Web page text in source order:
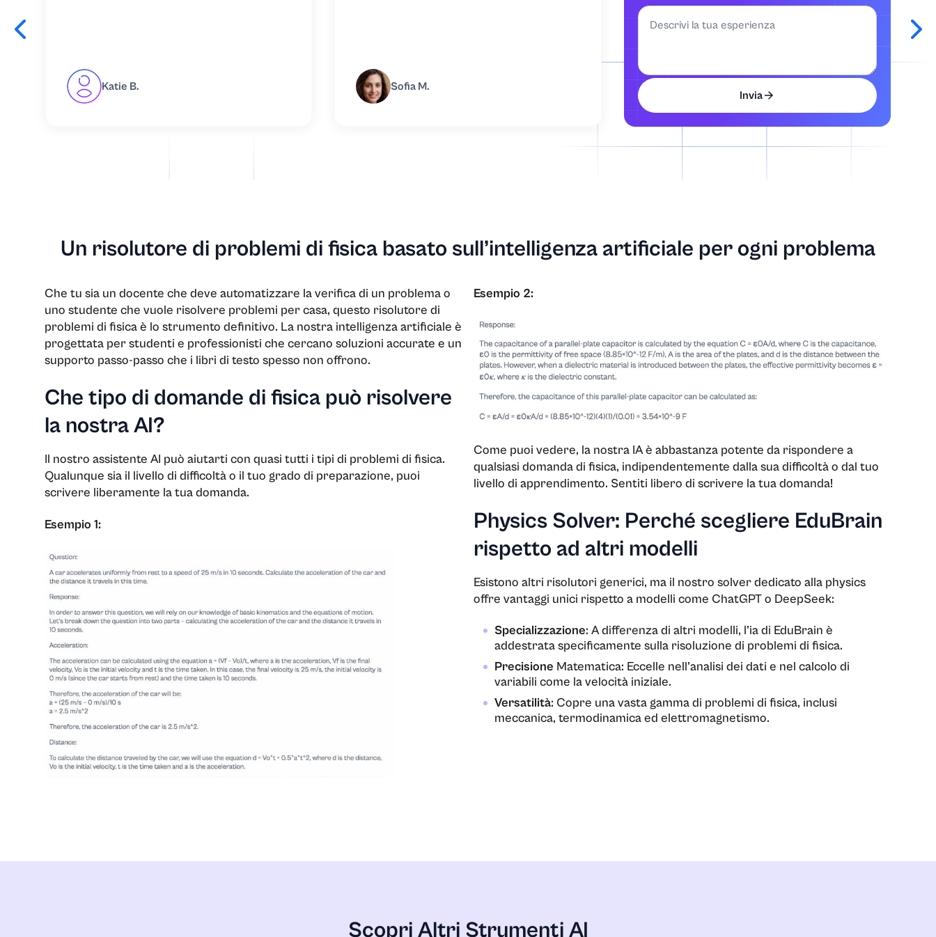
Assistenza sanitaria
Relazioni internazionali e pubbliche relazioni
JavaScript
Diritto e questioni giuridiche
Algebra lineare
Linguistica
Logistica
Microbiologia
Katie B. Sofia M.
Invia
Un risolutore di problemi di fisica basato sull’intelligenza artificiale per ogni problema
Che tu sia un docente che deve automatizzare la verifica di un problema o
uno studente che vuole risolvere problemi per casa, questo risolutore di
problemi di fisica è lo strumento definitivo. La nostra intelligenza artificiale è
progettata per studenti e professionisti che cercano soluzioni accurate e un
supporto passo-passo che i libri di testo spesso non offrono.
Che tipo di domande di fisica può risolvere
la nostra AI?
Il nostro assistente AI può aiutarti con quasi tutti i tipi di problemi di fisica.
Qualunque sia il livello di difficoltà o il tuo grado di preparazione, puoi
scrivere liberamente la tua domanda.
Esempio 1:
Esempio 2:
Come puoi vedere, la nostra IA è abbastanza potente da rispondere a
qualsiasi domanda di fisica, indipendentemente dalla sua difficoltà o dal tuo
livello di apprendimento. Sentiti libero di scrivere la tua domanda!
Physics Solver: Perché scegliere EduBrain
rispetto ad altri modelli
Esistono altri risolutori generici, ma il nostro solver dedicato alla physics
offre vantaggi unici rispetto a modelli come ChatGPT o DeepSeek:
Specializzazione: A differenza di altri modelli, l’ia di EduBrain è
addestrata specificamente sulla risoluzione di problemi di fisica.
Precisione Matematica: Eccelle nell’analisi dei dati e nel calcolo di
variabili come la velocità iniziale.
Versatilità: Copre una vasta gamma di problemi di fisica, inclusi
meccanica, termodinamica ed elettromagnetismo.
Scopri Altri Strumenti AI